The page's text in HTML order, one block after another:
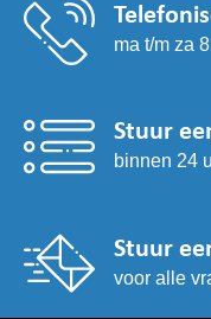
ma t/m za
Stuur
binnen 24
Stuur
voor alle